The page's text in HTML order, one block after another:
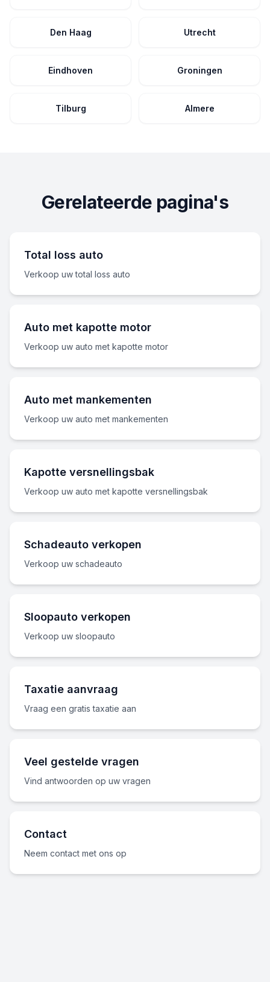
Den Haag Utrecht
Eindhoven Groningen
Tilburg Almere
Gerelateerde pagina's
Total loss auto
Verkoop uw total loss auto
Auto met kapotte motor
Verkoop uw auto met kapotte motor
Auto met mankementen
Verkoop uw auto met mankementen
Kapotte versnellingsbak
Verkoop uw auto met kapotte versnellingsbak
Schadeauto verkopen
Verkoop uw schadeauto
Sloopauto verkopen
Verkoop uw sloopauto
Taxatie aanvraag
Vraag een gratis taxatie aan
Veel gestelde vragen
Vind antwoorden op uw vragen
Contact
Neem contact met ons op